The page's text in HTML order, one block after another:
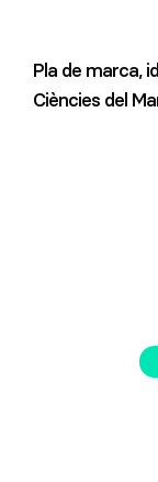
Pla de marca,
Ciències del